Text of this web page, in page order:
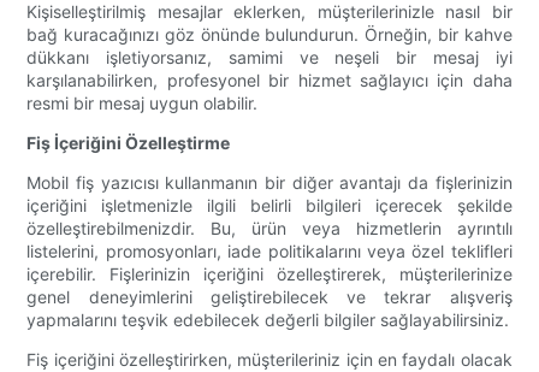
Kişiselleştirilmiş mesajlar eklerken, müşterilerinizle nasıl bir
bağ kuracağınızı göz önünde bulundurun. Örneğin, bir kahve
dükkanı işletiyorsanız, samimi ve neşeli bir mesaj iyi
karşılanabilirken, profesyonel bir hizmet sağlayıcı için daha
resmi bir mesaj uygun olabilir.
Fiş İçeriğini Özelleştirme
Mobil fiş yazıcısı kullanmanın bir diğer avantajı da fişlerinizin
içeriğini işletmenizle ilgili belirli bilgileri içerecek şekilde
özelleştirebilmenizdir. Bu, ürün veya hizmetlerin ayrıntılı
listelerini, promosyonları, iade politikalarını veya özel teklifleri
içerebilir. Fişlerinizin içeriğini özelleştirerek, müşterilerinize
genel deneyimlerini geliştirebilecek ve tekrar alışveriş
yapmalarını teşvik edebilecek değerli bilgiler sağlayabilirsiniz.
Fiş içeriğini özelleştirirken, müşterileriniz için en faydalı olacak